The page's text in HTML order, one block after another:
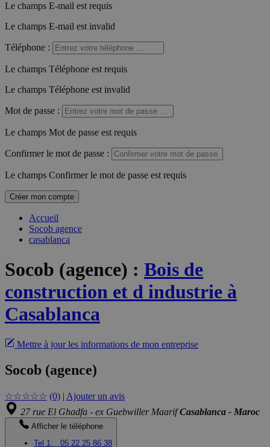
Le champs E-mail est requis
Le champs E-mail est invalid
Téléphone :
Le champs Téléphone est requis
Le champs Téléphone est invalid
Mot de passe :
Le champs Mot de passe est requis
Confirmer le mot de passe :
Le champs Confirmer le mot de passe est requis
Créer mon compte
Accueil
Socob agence
casablanca
Socob (agence) : Bois de
construction et d industrie à
Casablanca
Mettre à jour les informations de mon entreprise
Socob (agence)
☆☆☆☆☆ (0) | Ajouter un avis
27 rue El Ghadfa - ex Guebwiller MaarifCasablanca - Maroc
Afficher le téléphone
Tel 1:
05 22 25 86 38